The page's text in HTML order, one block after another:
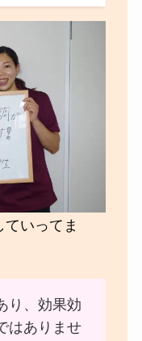
いってま
り、効果効
はありませ